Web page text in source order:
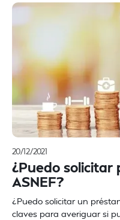
20/12/2021
¿Puedo solicitar
ASNEF?
¿Puedo solicitar un
claves para averiguar si